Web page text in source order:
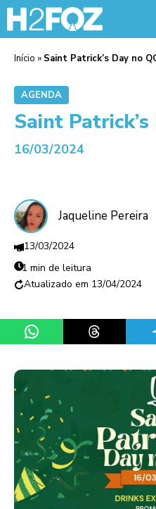
Início » Saint Patrick’s Day no
AGENDA
Saint
16/03/2024
Jaqueline Pereira
13/03/2024
1 min de leitura
13/04/2024
Share on WhatsApp
Share on